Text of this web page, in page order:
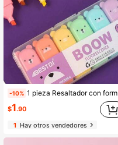
-10% 1 pieza Resaltador con forma de mini oso lindo, marcador de punta oblicua color macaron, papelería escolar y de oficina, esencial para la vuelta a la escuela
$1.90
1Hay otros vendedores